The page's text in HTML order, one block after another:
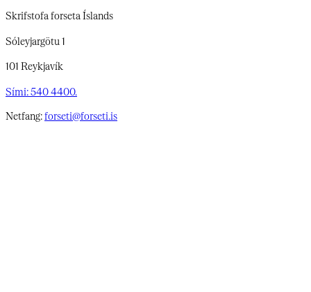
Skrifstofa forseta Íslands
Sóleyjargötu 1
101 Reykjavík
Sími: 540 4400.
Netfang:forseti@forseti.is